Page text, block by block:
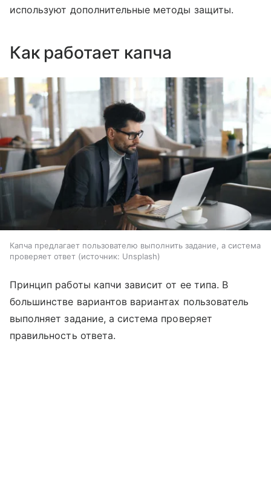
используют дополнительные методы защиты.
Как работает капча
Капча предлагает пользователю выполнить задание, а система
проверяет ответ
источник: Unsplash
Принцип работы капчи зависит от ее типа. В
большинстве вариантов вариантах пользователь
выполняет задание, а система проверяет
правильность ответа.